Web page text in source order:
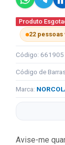
Produto
22
Código: 661905
Código de
Marca:
Avise-me